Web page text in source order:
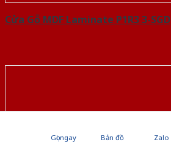
Cửa Gỗ MDF Laminate P1R3 3-SGD
Gọi ngay Bản đồ Zalo